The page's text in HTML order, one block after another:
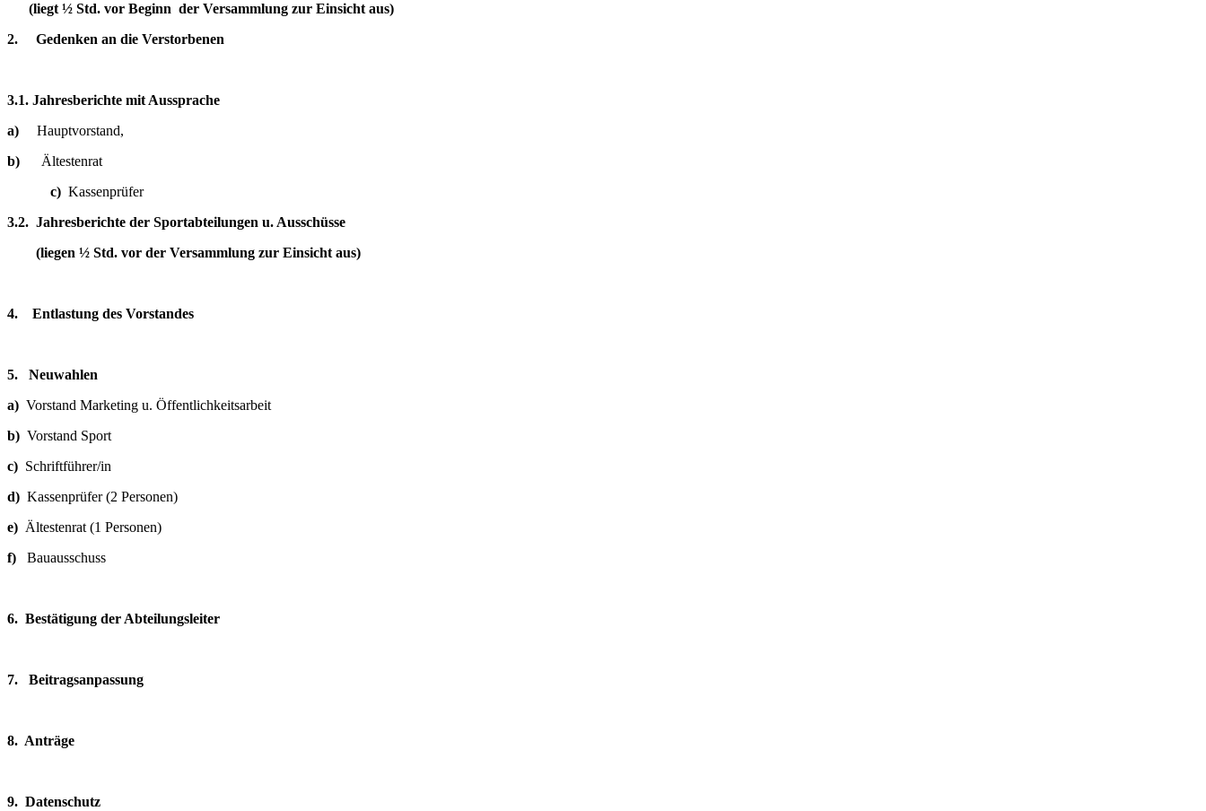
(liegt ½ Std. vor Beginn der Versammlung zur Einsicht aus)
2. Gedenken an die Verstorbenen
3.1. Jahresberichte mit Aussprache
a) Hauptvorstand,
b)
Ältestenrat
c) Kassenprüfer
3.2. Jahresberichte der Sportabteilungen u. Ausschüsse
(liegen ½ Std. vor der Versammlung zur Einsicht aus)
4. Entlastung des Vorstandes
5. Neuwahlen
a) Vorstand Marketing u. Öffentlichkeitsarbeit
b) Vorstand Sport
c) Schriftführer/in
d) Kassenprüfer (2 Personen)
e) Ältestenrat (1 Personen)
f)
Bauausschuss
6. Bestätigung der Abteilungsleiter
7. Beitragsanpassung
8. Anträge
9. Datenschutz